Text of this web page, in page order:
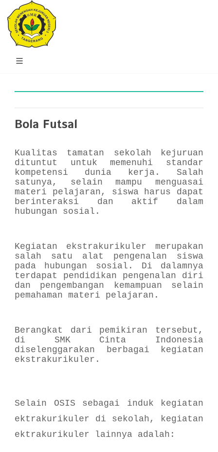
Bola Futsal
Kualitas tamatan sekolah kejuruan
dituntut untuk memenuhi standar
kompetensi dunia kerja. Salah
satunya, selain mampu menguasai
materi pelajaran, siswa harus dapat
berinteraksi dan aktif dalam
hubungan sosial.
Kegiatan ekstrakurikuler merupakan
salah satu alat pengenalan siswa
pada hubungan sosial. Di dalamnya
terdapat pendidikan pengenalan diri
dan pengembangan kemampuan selain
pemahaman materi pelajaran.
Berangkat dari pemikiran tersebut,
di SMK Cinta Indonesia
diselenggarakan berbagai kegiatan
ekstrakurikuler.
Selain OSIS sebagai induk kegiatan
ektrakurikuler di sekolah, kegiatan
ektrakurikuler lainnya adalah: